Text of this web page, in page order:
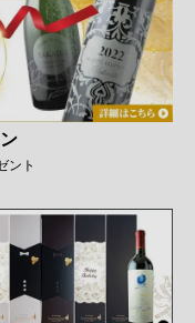
ント